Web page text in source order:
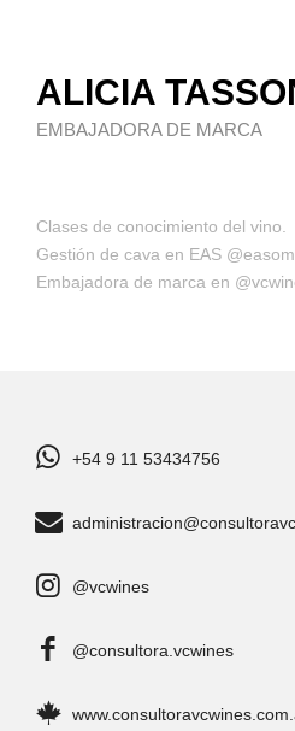
ALICIA
EMBAJADORA DE MARCA
Clases de conocimiento del vino.
Gestión de cava en EAS
Embajadora de marca en
+54 9 11 53434756
@vcwines
@consultora.vcwines